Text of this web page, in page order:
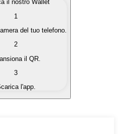
che ti interessano in modo
in valuta fiat quando ne
con un'altra
un Wallet self-custodial.
il nostro Wallet
1
del tuo telefono.
2
il QR.
3
l'app.